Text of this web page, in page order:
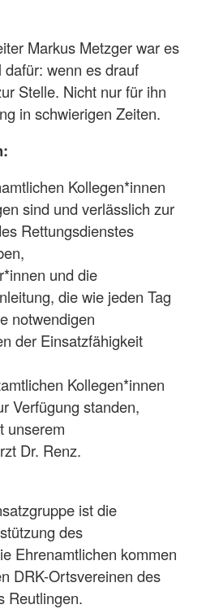
Markus Metzger war es
wenn es drauf
Stelle. Nicht nur für ihn
in schwierigen Zeiten.
Kollegen*innen
sind und verlässlich zur
Rettungsdienstes
und die
die wie jeden Tag
notwendigen
der Einsatzfähigkeit
Kollegen*innen
Verfügung standen,
unserem
Dr. Renz.
ist die
des
Ehrenamtlichen kommen
DRK-Ortsvereinen des
Reutlingen.